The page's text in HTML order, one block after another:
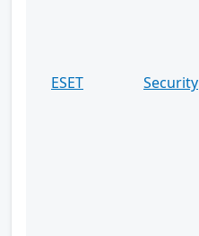
ESET
Security